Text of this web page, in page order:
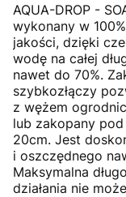
AQUA-DROP -
wykonany w
jakości, dzięki
wodę na całej
nawet do 70%.
szybkozłączy
z wężem
lub zakopany
20cm. Jest
i oszczędnego
Maksymalna
działania nie